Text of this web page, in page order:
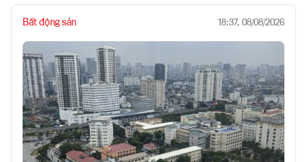
Bất động sản 18:37, 08/08/2026